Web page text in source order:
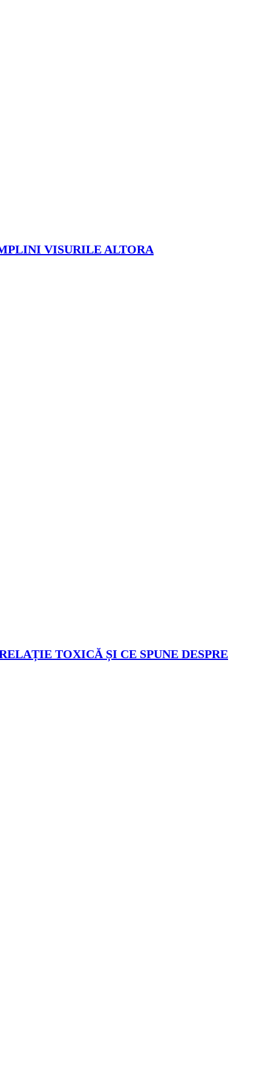
VISURILE ALTORA
TOXICĂ ȘI CE SPUNE DESPRE